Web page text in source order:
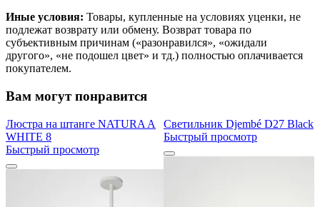
Иные условия: Товары, купленные на условиях уценки, не
подлежат возврату или обмену. Возврат товара по
субъективным причинам («разонравился», «ожидали
другого», «не подошел цвет» и тд.) полностью оплачивается
покупателем.
Вам могут понравится
Люстра на штанге NATURA A
WHITE 8
Быстрый просмотр
Светильник Djembé D27 Black
Быстрый просмотр